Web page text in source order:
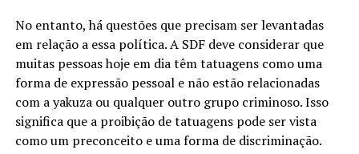
No entanto, há questões que precisam ser levantadas
em relação a essa política. A SDF deve considerar que
muitas pessoas hoje em dia têm tatuagens como uma
forma de expressão pessoal e não estão relacionadas
com a yakuza ou qualquer outro grupo criminoso. Isso
significa que a proibição de tatuagens pode ser vista
como um preconceito e uma forma de discriminação.